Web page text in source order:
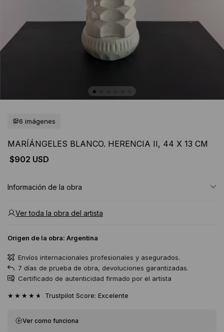
6 imágenes
MARÍÁNGELES BLANCO. HERENCIA II, 44 X 13 CM
$902 USD
Información de la obra
Ver toda la obra del artista
Origen de la obra: Argentina
Envíos internacionales profesionales y asegurados.
7 días de prueba de obra, devoluciones garantizadas.
Certificado de autenticidad firmado por el artista
★★★★★ Trustpilot Score: Excelente
Ver como funciona